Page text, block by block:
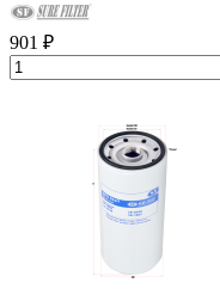
901 ₽